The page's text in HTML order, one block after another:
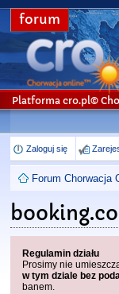
forum
Platforma cro.pl©
Zaloguj się
Forum Chorwacja
Regulamin działu
Prosimy nie
w tym dziale bez
banem.